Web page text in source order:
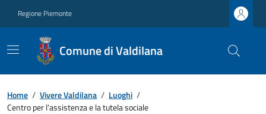
Regione Piemonte
Comune di Valdilana
Home / Vivere Valdilana / Luoghi /
Centro per l'assistenza e la tutela sociale